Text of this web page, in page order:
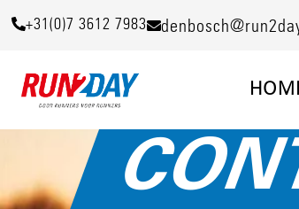
+31(0)7 3612 7983